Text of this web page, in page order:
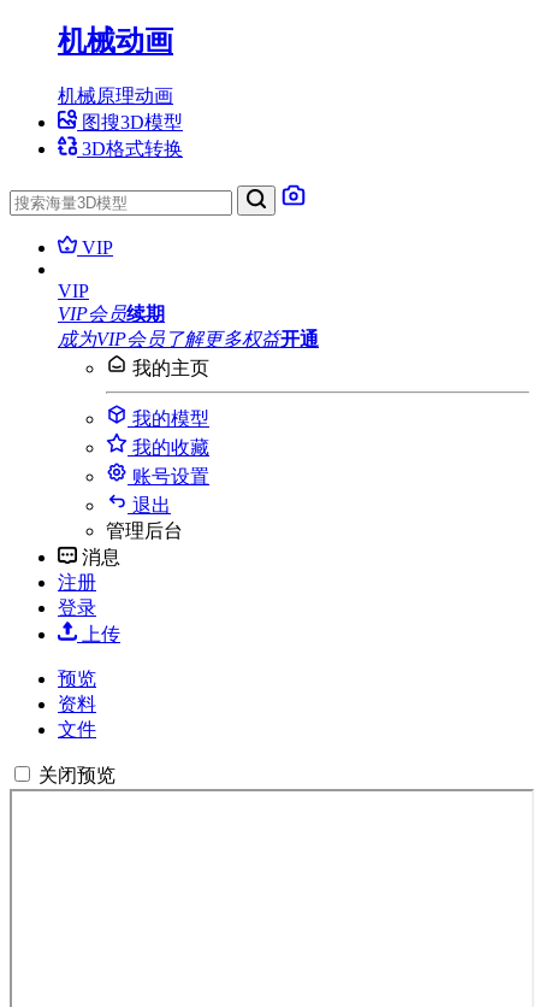
机械动画
机械原理动画
图搜3D模型
3D格式转换
VIP
VIP
VIP会员续期
成为VIP会员 了解更多权益开通
我的主页
我的模型
我的收藏
账号设置
退出
管理后台
消息
注册
登录
上传
预览
资料
文件
关闭预览